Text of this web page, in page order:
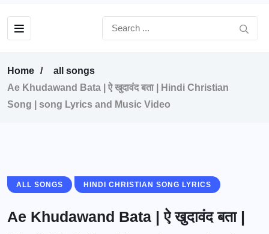
Home
all songs
Ae Khudawand Bata | ऐ खुदावंद बता | Hindi Christian
Song | song Lyrics and Music Video
ALL SONGS HINDI CHRISTIAN SONG LYRICS
Ae Khudawand Bata | ऐ खुदावंद बता |